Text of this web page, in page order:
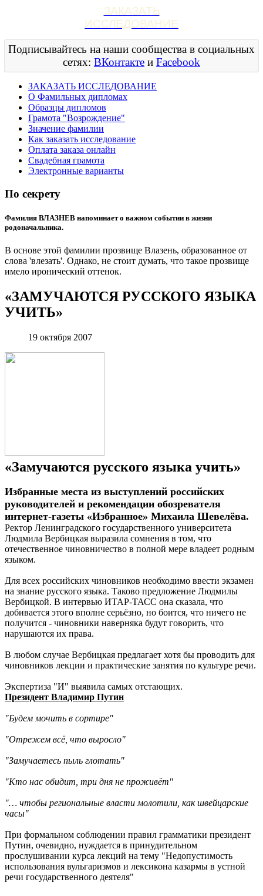
ЗАКАЗАТЬ
ИССЛЕДОВАНИЕ
Подписывайтесь на наши сообщества в социальных
сетях: ВКонтакте и Facebook
ЗАКАЗАТЬ ИССЛЕДОВАНИЕ
О Фамильных дипломах
Образцы дипломов
Грамота "Возрождение"
Значение фамилии
Как заказать исследование
Оплата заказа онлайн
Свадебная грамота
Электронные варианты
По секрету
Фамилия ВЛАЗНЕВ напоминает о важном событии в жизни
родоначальника.
В основе этой фамилии прозвище Влазень, образованное от
слова 'влезать'. Однако, не стоит думать, что такое прозвище
имело иронический оттенок.
«ЗАМУЧАЮТСЯ РУССКОГО ЯЗЫКА
УЧИТЬ»
19 октября 2007
«Замучаются русского языка учить»
Избранные места из выступлений российских
руководителей и рекомендации обозревателя
интернет-газеты «Избранное» Михаила Шевелёва.
Ректор Ленинградского государственного университета
Людмила Вербицкая выразила сомнения в том, что
отечественное чиновничество в полной мере владеет родным
языком.
Для всех российских чиновников необходимо ввести экзамен
на знание русского языка. Таково предложение Людмилы
Вербицкой. В интервью ИТАР-ТАСС она сказала, что
добивается этого вполне серьёзно, но боится, что ничего не
получится - чиновники наверняка будут говорить, что
нарушаются их права.
В любом случае Вербицкая предлагает хотя бы проводить для
чиновников лекции и практические занятия по культуре речи.
Экспертиза "И" выявила самых отстающих.
Президент Владимир Путин
"Будем мочить в сортире"
"Отрежем всё, что выросло"
"Замучаетесь пыль глотать"
"Кто нас обидит, три дня не проживёт"
"… чтобы региональные власти молотили, как швейцарские
часы"
При формальном соблюдении правил грамматики президент
Путин, очевидно, нуждается в принудительном
прослушивании курса лекций на тему "Недопустимость
использования вульгаризмов и лексикона казармы в устной
речи государственного деятеля"